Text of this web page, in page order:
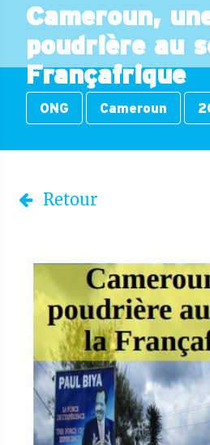
Cameroun,
poudrière au
Françafrique
ONG Cameroun
Retour